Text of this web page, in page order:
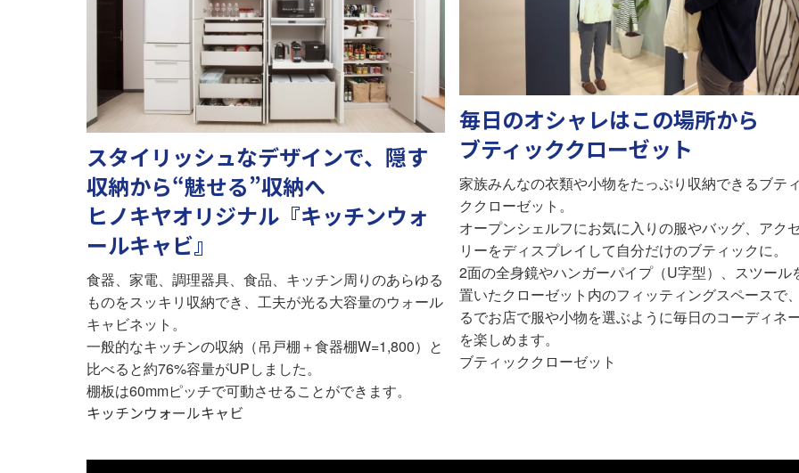
スタイリッシュなデザインで、隠す
収納から“魅せる”収納へ
ヒノキヤオリジナル『キッチンウォ
ールキャビ』
食器、家電、調理器具、食品、キッチン周りのあらゆる
ものをスッキリ収納でき、工夫が光る大容量のウォール
キャビネット。
一般的なキッチンの収納（吊戸棚＋食器棚W=1,800）と
比べると約76%容量がUPしました。
棚板は60mmピッチで可動させることができます。
キッチンウォールキャビ
毎日のオシャレはこの場所から
ブティッククローゼット
家族みんなの衣類や小物をたっぷり収納できるブテ
ククローゼット。
オープンシェルフにお気に入りの服やバッグ、アク
リーをディスプレイして自分だけのブティックに。
2面の全身鏡やハンガーパイプ（U字型）、スツール
置いたクローゼット内のフィッティングスペースで
るでお店で服や小物を選ぶように毎日のコーディネ
を楽しめます。
ブティッククローゼット